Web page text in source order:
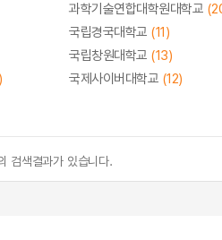
과학기술연합대학원대학교
국립경국대학교 (11)
국립창원대학교 (13)
국제사이버대학교 (12)
검색결과가 있습니다.